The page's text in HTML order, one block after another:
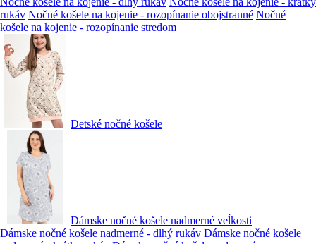
rukáv Nočné košele na kojenie - rozopínanie obojstranné Nočné
košele na kojenie - rozopínanie stredom
Detské nočné košele
Dámske nočné košele nadmerné veĺkosti
Dámske nočné košele nadmerné - dlhý rukáv Dámske nočné košele